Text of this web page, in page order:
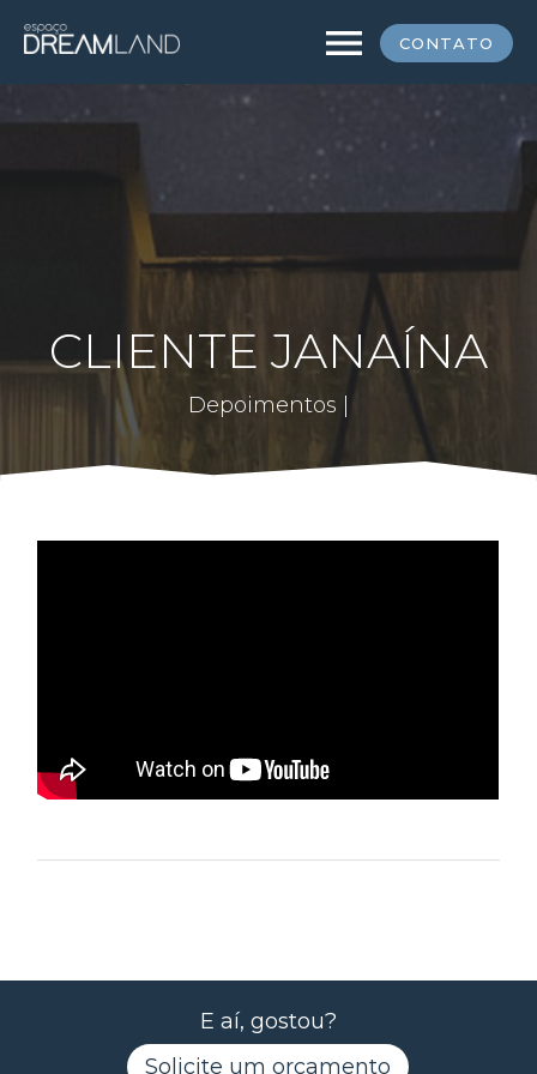
CONTATO
menu
CLIENTE JANAÍNA
Depoimentos |
E aí, gostou?
Solicite um orçamento